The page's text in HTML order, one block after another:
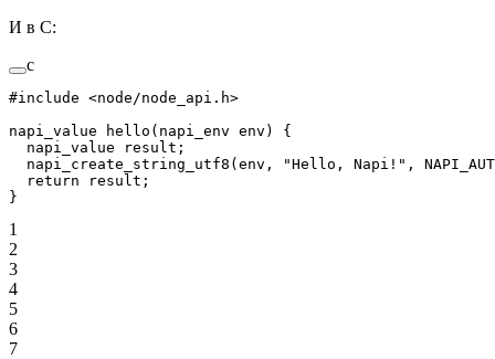
И в C:
c
#include <node/node_api.h>
napi_value
hello (napi_env env ) {
  napi_value result;
  napi_create_string_utf8
(env, "Hello, Napi!" ,
  return
result;
}
1
2
3
4
5
6
7